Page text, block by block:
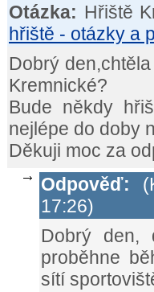
Otázka: Hřiště
hřiště - otázky a
Dobrý
Kremnické?
Bude někdy
nejlépe do doby
Děkuji moc za
Odpověď:
17:26)
Dobrý den,
proběhne
sítí